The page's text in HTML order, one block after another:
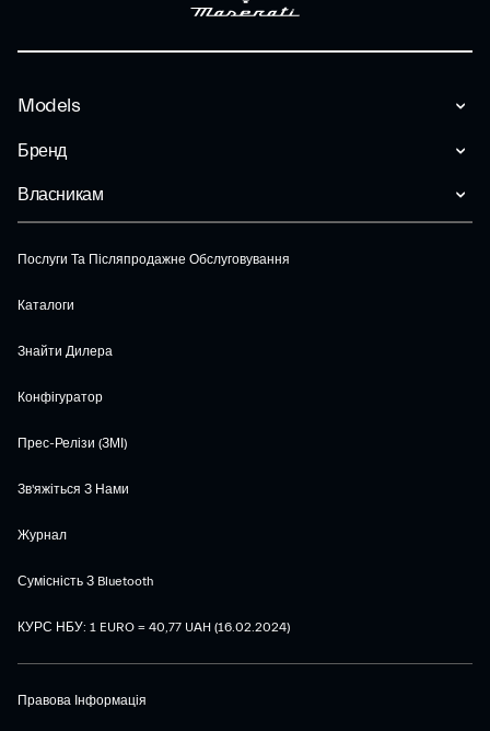
Models
Бренд
Власникам
Послуги Та Післяпродажне Обслуговування
Каталоги
Знайти Дилера
Конфігуратор
Прес-Релізи (ЗМІ)
Зв'яжіться З Нами
Журнал
Сумісність З Bluetooth
КУРС НБУ: 1 EURO = 40,77 UAH (16.02.2024)
Правова Інформація